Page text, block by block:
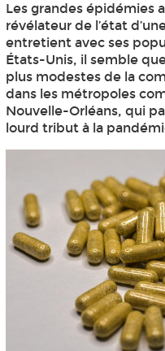
Les grandes épidémies
révélateur de l’état
entretient avec ses
États-Unis, il semble
plus modestes de la
dans les métropoles
Nouvelle-Orléans, qui
lourd tribut à la